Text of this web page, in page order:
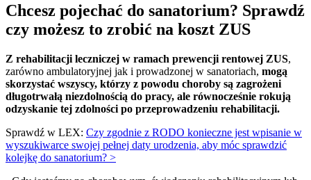
Chcesz pojechać do sanatorium? Sprawdź
czy możesz to zrobić na koszt ZUS
Z rehabilitacji leczniczej w ramach prewencji rentowej ZUS,
zarówno ambulatoryjnej jak i prowadzonej w sanatoriach, mogą
skorzystać wszyscy, którzy z powodu choroby są zagrożeni
długotrwałą niezdolnością do pracy, ale równocześnie rokują
odzyskanie tej zdolności po przeprowadzeniu rehabilitacji.
Sprawdź w LEX: Czy zgodnie z RODO konieczne jest wpisanie w
wyszukiwarce swojej pełnej daty urodzenia, aby móc sprawdzić
kolejkę do sanatorium? >